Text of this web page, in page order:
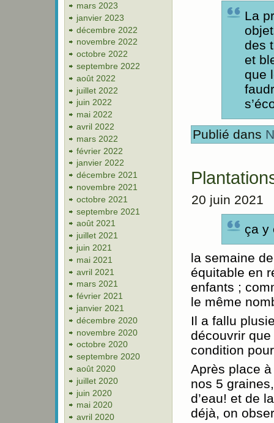
mars 2023
janvier 2023
décembre 2022
novembre 2022
octobre 2022
septembre 2022
août 2022
juillet 2022
juin 2022
mai 2022
avril 2022
mars 2022
février 2022
janvier 2022
décembre 2021
novembre 2021
octobre 2021
septembre 2021
août 2021
juillet 2021
juin 2021
mai 2021
avril 2021
mars 2021
février 2021
janvier 2021
décembre 2020
novembre 2020
octobre 2020
septembre 2020
août 2020
juillet 2020
juin 2020
mai 2020
avril 2020
La
des
et
que
Publié dans
20 juin 2021
ça y
la semaine
équitable en
enfants ;
le même
Il a fallu
découvrir que
condition
Après place
nos 5
d’eau! et de
déjà, on